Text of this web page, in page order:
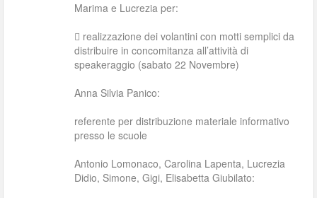
Marima e Lucrezia per:
 realizzazione dei volantini con motti semplici da
distribuire in concomitanza all’attività di
speakeraggio (sabato 22 Novembre)
Anna Silvia Panico:
referente per distribuzione materiale informativo
presso le scuole
Antonio Lomonaco, Carolina Lapenta, Lucrezia
Didio, Simone, Gigi, Elisabetta Giubilato: